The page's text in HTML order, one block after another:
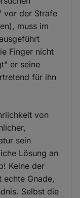
vor der Strafe
muss im
Finger nicht
er seine
für ihn
von
sein
Lösung an
Keine der
echte Gnade,
Selbst die